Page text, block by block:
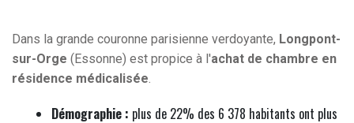
Dans la grande couronne parisienne verdoyante, Longpont-
sur-Orge (Essonne) est propice à l'achat de chambre en
résidence médicalisée.
Démographie : plus de 22% des 6 378 habitants ont plus